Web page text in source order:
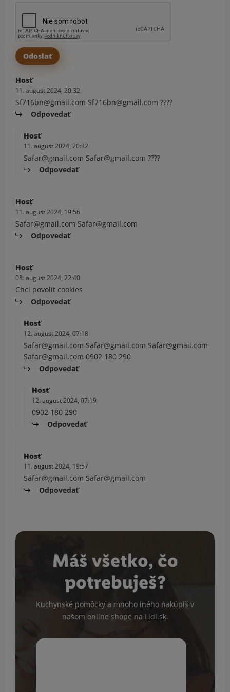
Hosť
11. august 2024, 20:32
Sf716bn@gmail.com Sf716bn@gmail.com ????
Odpovedať
Hosť
11. august 2024, 20:32
Safar@gmail.com Safar@gmail.com ????
Odpovedať
Hosť
11. august 2024, 19:56
Safar@gmail.com Safar@gmail.com
Odpovedať
Hosť
08. august 2024, 22:40
Chci povolit cookies
Odpovedať
Hosť
12. august 2024, 07:18
Safar@gmail.com Safar@gmail.com Safar@gmail.com
Safar@gmail.com 0902 180 290
Odpovedať
Hosť
12. august 2024, 07:19
0902 180 290
Odpovedať
Hosť
11. august 2024, 19:57
Safar@gmail.com Safar@gmail.com
Odpovedať
Máš všetko, čo
potrebuješ?
Kuchynské pomôcky a mnoho iného nakúpiš v
našom online shope na Lidl.sk.